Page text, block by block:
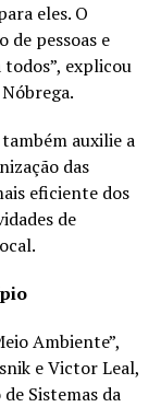
eles. O
pessoas e
explicou
auxilie a
das
eficiente dos
de
Ambiente”,
e Victor Leal,
Sistemas da